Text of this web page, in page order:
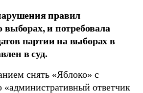
правил
выборах, и потребовала
партии на выборах в
в суд.
снять «Яблоко» с
«административный ответчик